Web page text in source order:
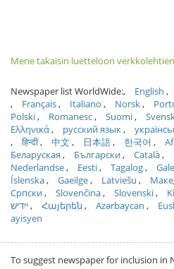
Mene takaisin luetteloon
Newspaper list WorldWide: English
Français
Italiano Norsk
Polski
Romanesc Suomi
Ελληνικά
русский язык
हिन्दी
中文 日本語 한국어
Беларуская
Български Català
Nederlandse
Eesti Tagalog
Íslenska
Gaeilge Latviešu
Српски
Slovenčina Slovenski
ייִדיש
Հայերեն Azərbaycan
ayisyen
To suggest newspaper for inclusion in